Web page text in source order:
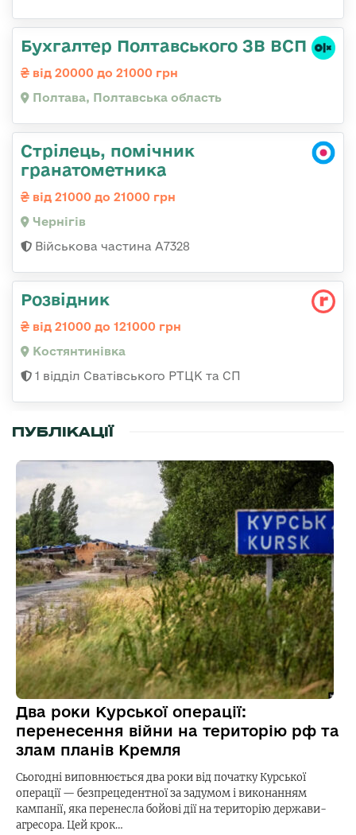
Бухгалтер Полтавського ЗВ ВСП
від 20000 до 21000 грн
Полтава, Полтавська область
Стрілець, помічник
гранатометника
від 21000 до 21000 грн
Чернігів
Військова частина А7328
Розвідник
від 21000 до 121000 грн
Костянтинівка
1 відділ Сватівського РТЦК та СП
ПУБЛІКАЦІЇ
Два роки Курської операції:
перенесення війни на територію рф та
злам планів Кремля
Сьогодні виповнюється два роки від початку Курської
операції — безпрецедентної за задумом і виконанням
кампанії, яка перенесла бойові дії на територію держави-
агресора. Цей крок…